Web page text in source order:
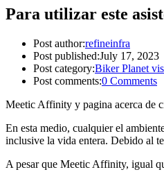
Para utilizar este
Post author:refineinfra
Post published:July 17, 2023
Post category:Biker Planet
Post comments:0 Comments
Meetic Affinity y pagina acerca de
En esta medio, cualquier el
inclusive la vida entera. Debido al
A pesar que Meetic Affinity, igual